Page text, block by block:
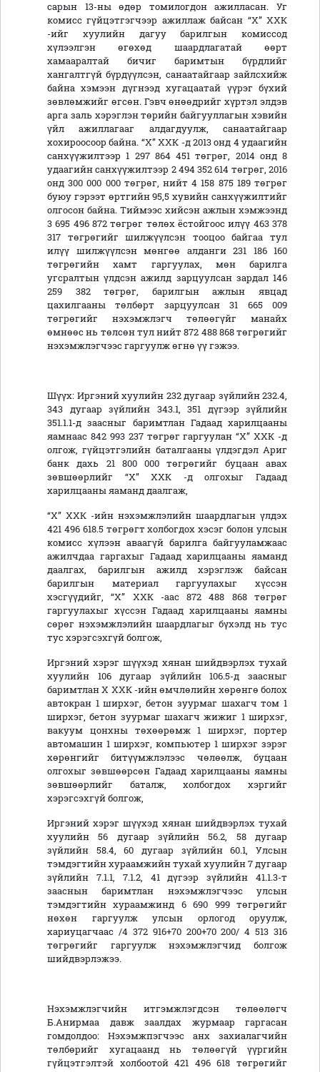
сарын 13-ны өдөр томилогдон ажилласан. Уг
комисс гүйцэтгэгчээр ажиллаж байсан “Х” ХХК
-ийг хуулийн дагуу барилгын комиссод
хүлээлгэн өгөхөд шаардлагатай өөрт
хамааралтай бичиг баримтын бүрдлийг
хангалтгүй бүрдүүлсэн, санаатайгаар зайлсхийж
байна хэмээн дүгнээд хугацаатай үүрэг бүхий
зөвлөмжийг өгсөн. Гэвч өнөөдрийг хүртэл элдэв
арга заль хэрэглэн төрийн байгууллагын хэвийн
үйл ажиллагааг алдагдуулж, санаатайгаар
хохироосоор байна. “Х” ХХК -д 2013 онд 4 удаагийн
санхүүжилтээр 1 297 864 451 төгрөг, 2014 онд 8
удаагийн санхүүжилтээр 2 494 352 614 төгрөг, 2016
онд 300 000 000 төгрөг, нийт 4 158 875 189 төгрөг
буюу гэрээт өртгийн 95,5 хувийн санхүүжилтийг
олгосон байна. Тиймээс хийсэн ажлын хэмжээнд
3 695 496 872 төгрөг төлөх ёстойгоос илүү 463 378
317 төгрөгийг шилжүүлсэн тооцоо байгаа тул
илүү шилжүүлсэн мөнгөө алданги 231 186 160
төгрөгийн хамт гаргуулах, мөн барилга
угсралтын үлдсэн ажилд зарцуулсан зардал 146
259 382 төгрөг, барилгын ажлын явцад
цахилгааны төлбөрт зарцуулсан 31 665 009
төгрөгийг нэхэмжлэгч төлөөгүйг манайх
өмнөөс нь төлсөн тул нийт 872 488 868 төгрөгийг
нэхэмжлэгчээс гаргуулж өгнө үү гэжээ.
Шүүх: Иргэний хуулийн 232 дугаар зүйлийн 232.4,
343 дугаар зүйлийн 343.1, 351 дүгээр зүйлийн
351.1.1-д заасныг баримтлан Гадаад харилцааны
яамнаас 842 993 237 төгрөг гаргуулан “Х” ХХК -д
олгож, гүйцэтгэлийн баталгааны үлдэгдэл Ариг
банк дахь 21 800 000 төгрөгийг буцаан авах
зөвшөөрлийг “Х” ХХК -д олгохыг Гадаад
харилцааны яаманд даалгаж,
“Х” ХХК -ийн нэхэмжлэлийн шаардлагын үлдэх
421 496 618.5 төгрөгт холбогдох хэсэг болон улсын
комисс хүлээн аваагүй барилга байгууламжаас
ажилчдаа гаргахыг Гадаад харилцааны яаманд
даалгах, барилгын ажилд хэрэглэж байсан
барилгын материал гаргуулахыг хүссэн
хэсгүүдийг, “Х” ХХК -аас 872 488 868 төгрөг
гаргуулахыг хүссэн Гадаад харилцааны яамны
сөрөг нэхэмжлэлийн шаардлагыг бүхэлд нь тус
тус хэрэгсэхгүй болгож,
Иргэний хэрэг шүүхэд хянан шийдвэрлэх тухай
хуулийн 106 дугаар зүйлийн 106.5-д заасныг
баримтлан Х ХХК -ийн өмчлөлийн хөрөнгө болох
автокран 1 ширхэг, бетон зуурмаг шахагч том 1
ширхэг, бетон зуурмаг шахагч жижиг 1 ширхэг,
вакуум цонхны төхөөрөмж 1 ширхэг, портер
автомашин 1 ширхэг, компьютер 1 ширхэг зэрэг
хөрөнгийг битүүмжлэлээс чөлөөлж, буцаан
олгохыг зөвшөөрсөн Гадаад харилцааны яамны
зөвшөөрлийг баталж, холбогдох хэргийг
хэрэгсэхгүй болгож,
Иргэний хэрэг шүүхэд хянан шийдвэрлэх тухай
хуулийн 56 дугаар зүйлийн 56.2, 58 дугаар
зүйлийн 58.4, 60 дугаар зүйлийн 60.1, Улсын
тэмдэгтийн хураамжийн тухай хуулийн 7 дугаар
зүйлийн 7.1.1, 7.1.2, 41 дүгээр зүйлийн 41.1.3-т
зааснын баримтлан нэхэмжлэгчээс улсын
тэмдэгтийн хураамжинд 6 690 999 төгрөгийг
нөхөн гаргуулж улсын орлогод оруулж,
хариуцагчаас /4 372 916+70 200+70 200/ 4 513 316
төгрөгийг гаргуулж нэхэмжлэгчид болгож
шийдвэрлэжээ.
Нэхэмжлэгчийн итгэмжлэгдсэн төлөөлөгч
Б.Анирмаа давж заалдах журмаар гаргасан
гомдолдоо: Нэхэмжпэгчээс анх захиалагчийн
төлбөрийг хугацаанд нь төлөөгүй үүргийн
гүйцэтгэлтэй холбоотой 421 496 618 төгрөгийг